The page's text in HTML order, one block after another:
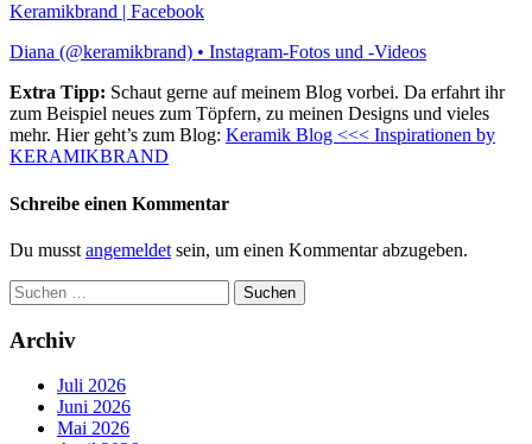
Keramikbrand | Facebook
Diana (@keramikbrand) • Instagram-Fotos und -Videos
Extra Tipp: Schaut gerne auf meinem Blog vorbei. Da erfahrt ihr
zum Beispiel neues zum Töpfern, zu meinen Designs und vieles
mehr. Hier geht’s zum Blog: Keramik Blog <<< Inspirationen by
KERAMIKBRAND
Schreibe einen Kommentar
Du musst angemeldet sein, um einen Kommentar abzugeben.
Suchen
nach:
Archiv
Juli 2026
Juni 2026
Mai 2026